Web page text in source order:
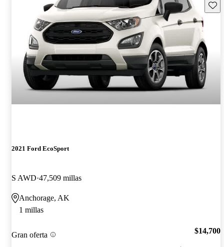
2021 Ford EcoSport
S AWD 47,509 millas
Anchorage, AK
1 millas
Gran oferta $14,700